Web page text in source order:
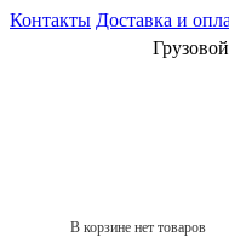
Контакты Доставка и
В корзине нет товаров